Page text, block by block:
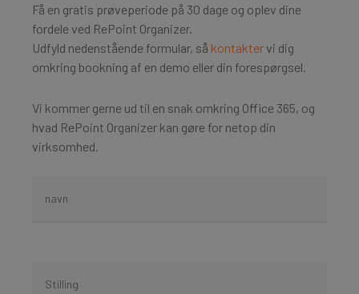
Få en gratis prøveperiode på 30 dage og oplev dine
fordele ved RePoint Organizer.
Udfyld nedenstående formular, så kontaktervi dig
omkring bookning af en demo eller din forespørgsel.
Vi kommer gerne ud til en snak omkring Office 365, og
hvad RePoint Organizer kan gøre for netop din
virksomhed.